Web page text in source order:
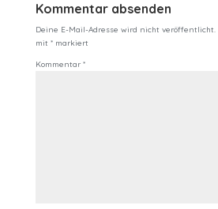
Kommentar absenden
Deine E-Mail-Adresse wird nicht veröffentlicht.
mit *markiert
Kommentar *